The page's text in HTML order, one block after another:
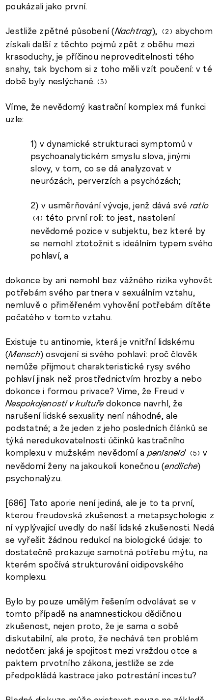
poukázali jako první.
Jestliže zpětné působení (Nachtrag), 2
abychom
získali další z těchto pojmů zpět z oběhu mezi
krasoduchy, je příčinou neproveditelnosti tého
snahy, tak bychom si z toho měli vzít poučení: v té
době byly neslýchané.
3
Víme, že nevědomý kastrační komplex má funkci
uzle:
1) v dynamické strukturaci symptomů v
psychoanalytickém smyslu slova, jinými
slovy, v tom, co se dá analyzovat v
neurózách, perverzích a psychózách;
2) v usměrňování vývoje, jenž dává své ratio
4
této první roli: to jest, nastolení
nevědomé pozice v subjektu, bez které by
se nemohl ztotožnit s ideálním typem svého
pohlaví, a
dokonce by ani nemohl bez vážného rizika vyhovět
potřebám svého partnera v sexuálním vztahu,
nemluvě o přiměřeném vyhovění potřebám dítěte
počatého v tomto vztahu.
Existuje tu antinomie, která je vnitřní lidskému
(Mensch) osvojení si svého pohlaví: proč člověk
nemůže přijmout charakteristické rysy svého
pohlaví jinak než prostřednictvím hrozby a nebo
dokonce i formou privace? Víme, že Freud v
Nespokojenosti v kultuře dokonce navrhl, že
narušení lidské sexuality není náhodné, ale
podstatné; a že jeden z jeho posledních článků se
týká neredukovatelnosti účinků kastračního
komplexu v mužském nevědomí a penisneid 5
v
nevědomí ženy na jakoukoli konečnou (endliche)
psychonalýzu.
[686] Tato aporie není jediná, ale je to ta první,
kterou freudovská zkušenost a metapsychologie z
ní vyplývající uvedly do naší lidské zkušenosti. Nedá
se vyřešit žádnou redukcí na biologické údaje: to
dostatečně prokazuje samotná potřebu mýtu, na
kterém spočívá strukturování oidipovského
komplexu.
Bylo by pouze umělým řešením odvolávat se v
tomto případě na anamnestickou dědičnou
zkušenost, nejen proto, že je sama o sobě
diskutabilní, ale proto, že nechává ten problém
nedotčen: jaká je spojitost mezi vraždou otce a
paktem prvotního zákona, jestliže se zde
předpokládá kastrace jako potrestání incestu?